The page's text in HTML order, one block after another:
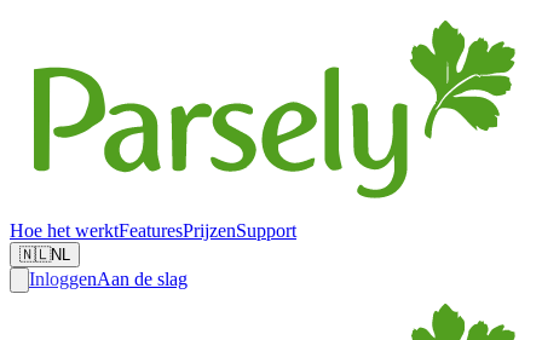
Hoe het werktFeaturesPrijzenSupport
🇳🇱NL
InloggenAan de slag